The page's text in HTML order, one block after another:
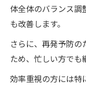
体全体のバランス調
も改善します。
さらに、再発予防の
ため、忙しい方でも
効率重視の方には特